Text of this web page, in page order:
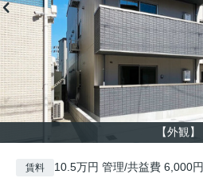
【外観】
賃料 10.5万円 管理/共益費 6,000円